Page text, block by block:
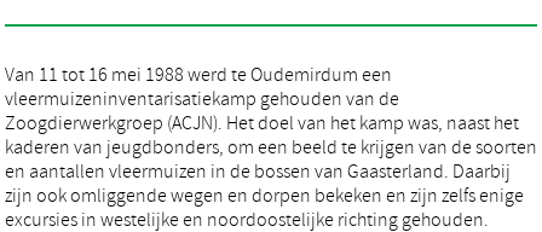
Van 11 tot 16 mei 1988 werd te Oudemirdum een
vleermuizeninventarisatiekamp gehouden van de
Zoogdierwerkgroep (ACJN). Het doel van het kamp was, naast het
kaderen van jeugdbonders, om een beeld te krijgen van de soorten
en aantallen vleermuizen in de bossen van Gaasterland. Daarbij
zijn ook omliggende wegen en dorpen bekeken en zijn zelfs enige
excursies in westelijke en noordoostelijke richting gehouden.